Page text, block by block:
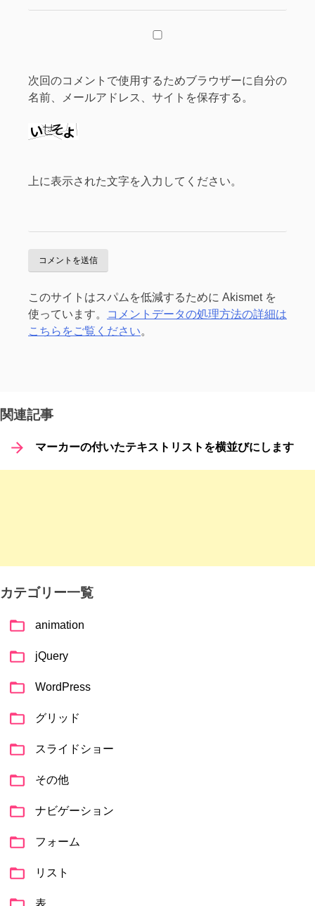
次回のコメントで使用するためブラウザーに自分の
名前、メールアドレス、サイトを保存する。
上に表示された文字を入力してください。
このサイトはスパムを低減するために Akismet を
使っています。
コメントデータの処理方法の詳細は
こちらをご覧ください。
関連記事
マーカーの付いたテキストリストを横並びにします
カテゴリー一覧
animation
jQuery
WordPress
グリッド
スライドショー
その他
ナビゲーション
フォーム
リスト
表